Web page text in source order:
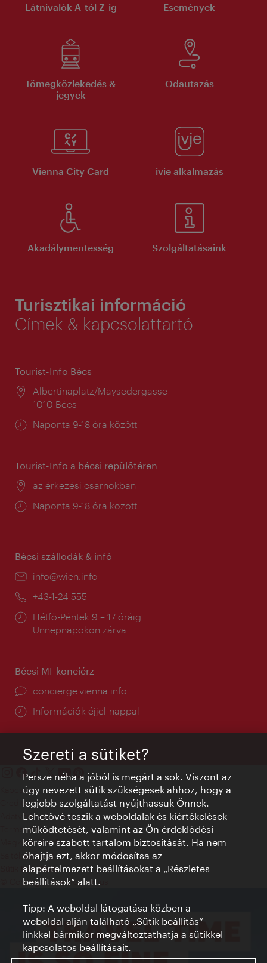
Látnivalók A-tól Z-ig Események
Tömegközlekedés &
jegyek
Odautazás
Vienna City Card ivie alkalmazás
Akadálymentesség Szolgáltatásaink
Turisztikai információ
Címek & kapcsolattartó
Tourist-Info Bécs
Helyszín:
Albertinaplatz/Maysedergasse
1010 Bécs
Nyitva
Naponta 9-18 óra között
Tourist-Info a bécsi repülőtéren
Helyszín:
az érkezési csarnokban
Nyitva
Naponta 9-18 óra között
Bécsi szállodák & infó
E-
info@wien.info
Telefon:
+43-1-24 555
Nyitva
tartás:
Hétfő-Péntek 9 – 17 óráig
Ünnepnapokon zárva
Bécsi MI-konciérz
concierge.vienna.info
Információk éjjel-nappal
Kapcsolat
Credits
Adatvédelmi nyilatkozat
Terms of Use
Megközelíthetőség
Sajtókapcsolat
Sütik beállítása
© Copyright WienTourismus
Szereti a sütiket?
Persze néha a jóból is megárt a sok. Viszont az
úgy nevezett sütik szükségesek ahhoz, hogy a
legjobb szolgáltatást nyújthassuk Önnek.
Lehetővé teszik a weboldalak és kiértékelések
működtetését, valamint az Ön érdeklődési
köreire szabott tartalom biztosítását. Ha nem
óhajtja ezt, akkor módosítsa az
alapértelmezett beállításokat a „Részletes
beállítások“ alatt.
Tipp: A weboldal látogatása közben a
weboldal alján található „Sütik beállítás”
linkkel bármikor megváltoztathatja a sütikkel
kapcsolatos beállításait.